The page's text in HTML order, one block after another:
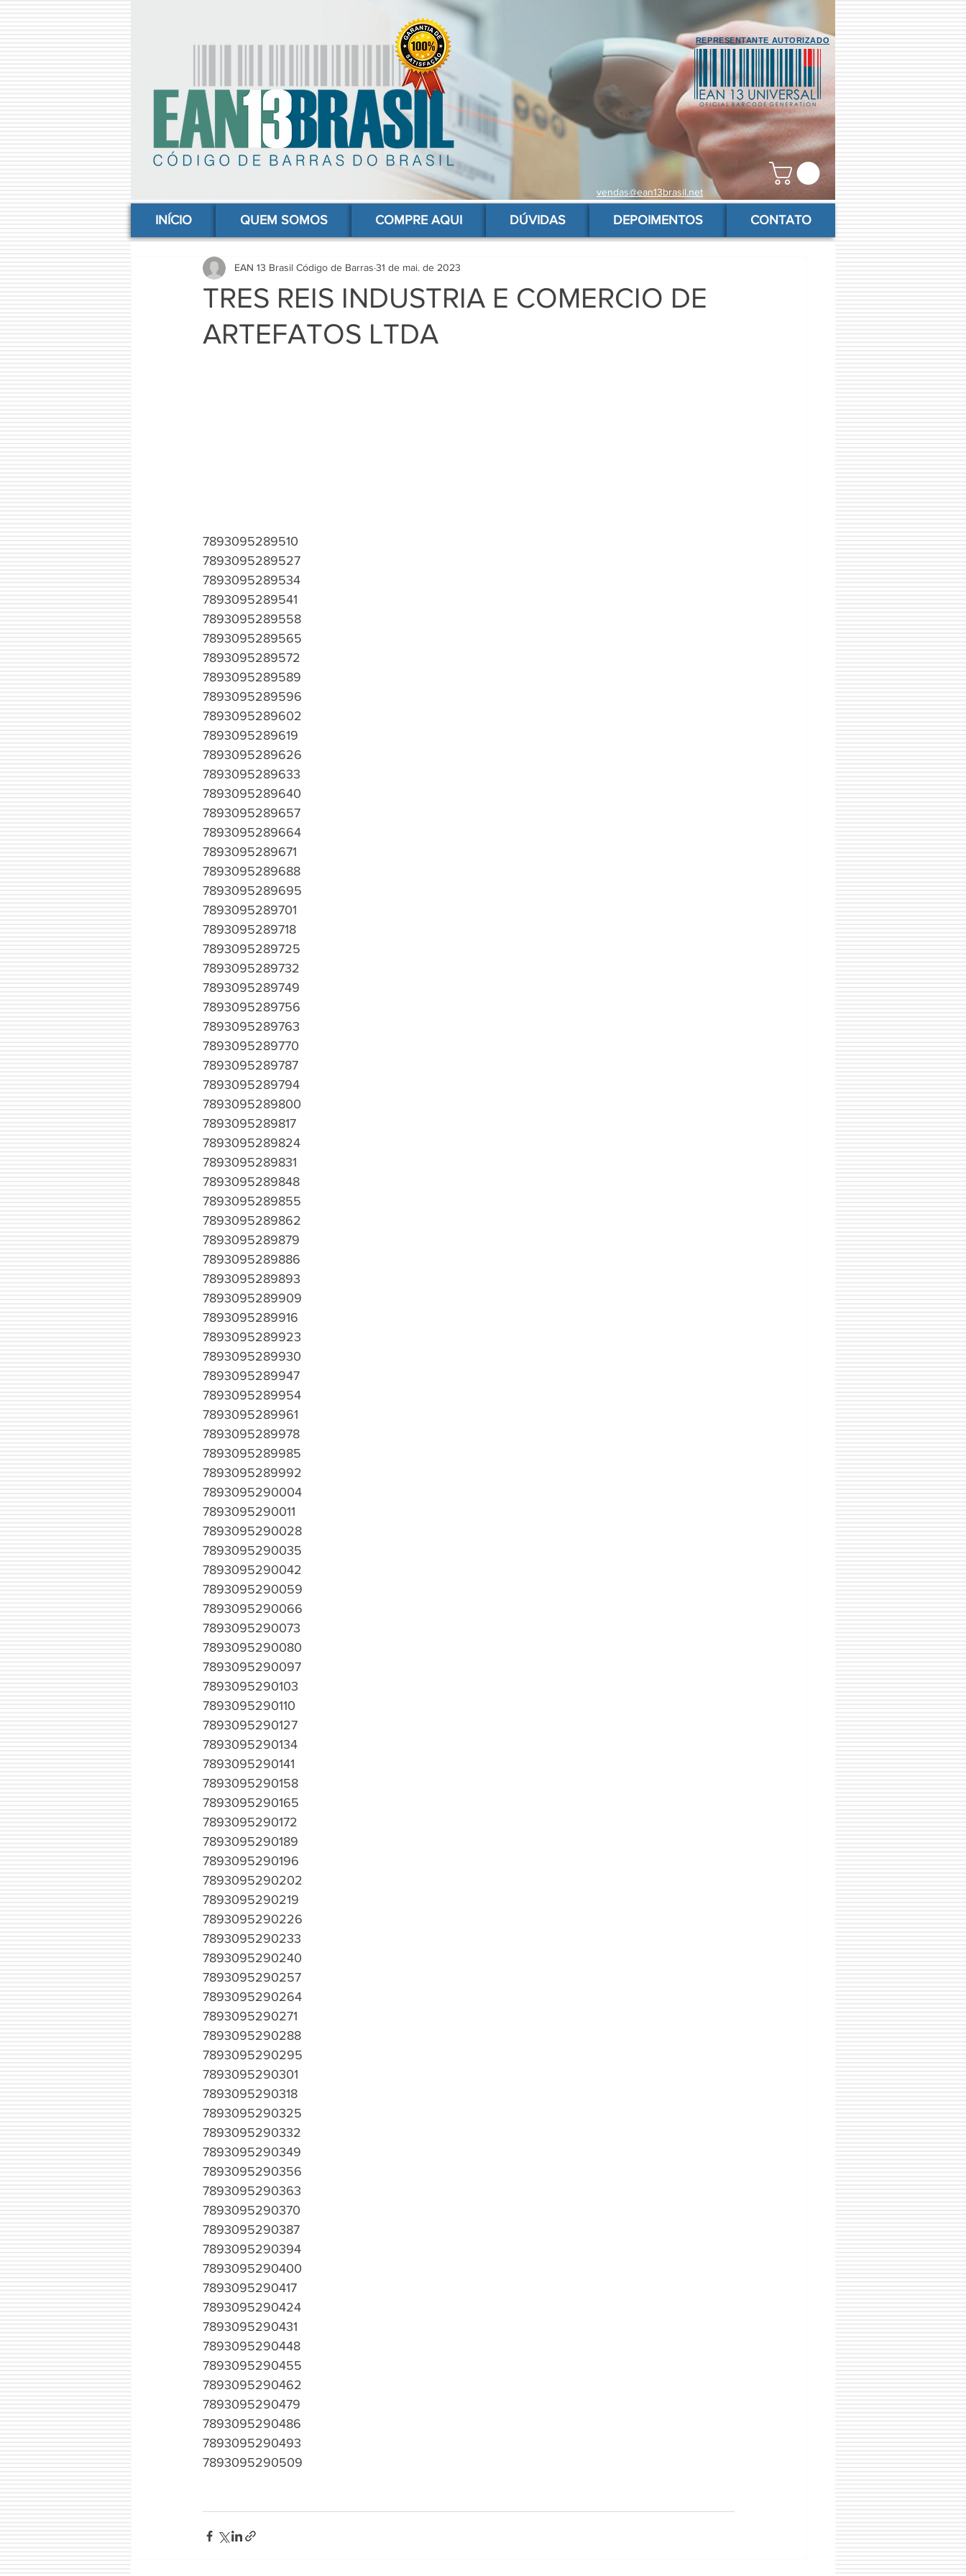
vendas@ean13brasil.net
REPRESENTANTE AUTORIZADO
comprar codigo de barras, comprar código de barras, adquirir código de barras, código de barras online, código de barras para produtos, gs1, código brasileiro, ean 13 universal, código de barras barato
INÍCIO QUEM SOMOS COMPRE AQUI DÚVIDAS DEPOIMENTOS CONTATO
TRES REIS INDUSTRIA E COMERCIO DE
ARTEFATOS LTDA
EAN 13 Brasil Código de Barras 31 de mai. de 2023
7893095289510
7893095289527
7893095289534
7893095289541
7893095289558
7893095289565
7893095289572
7893095289589
7893095289596
7893095289602
7893095289619
7893095289626
7893095289633
7893095289640
7893095289657
7893095289664
7893095289671
7893095289688
7893095289695
7893095289701
7893095289718
7893095289725
7893095289732
7893095289749
7893095289756
7893095289763
7893095289770
7893095289787
7893095289794
7893095289800
7893095289817
7893095289824
7893095289831
7893095289848
7893095289855
7893095289862
7893095289879
7893095289886
7893095289893
7893095289909
7893095289916
7893095289923
7893095289930
7893095289947
7893095289954
7893095289961
7893095289978
7893095289985
7893095289992
7893095290004
7893095290011
7893095290028
7893095290035
7893095290042
7893095290059
7893095290066
7893095290073
7893095290080
7893095290097
7893095290103
7893095290110
7893095290127
7893095290134
7893095290141
7893095290158
7893095290165
7893095290172
7893095290189
7893095290196
7893095290202
7893095290219
7893095290226
7893095290233
7893095290240
7893095290257
7893095290264
7893095290271
7893095290288
7893095290295
7893095290301
7893095290318
7893095290325
7893095290332
7893095290349
7893095290356
7893095290363
7893095290370
7893095290387
7893095290394
7893095290400
7893095290417
7893095290424
7893095290431
7893095290448
7893095290455
7893095290462
7893095290479
7893095290486
7893095290493
7893095290509